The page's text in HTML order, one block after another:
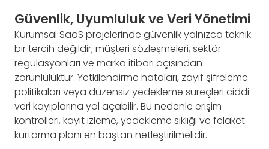
Güvenlik, Uyumluluk ve Veri Yönetimi
Kurumsal SaaS projelerinde güvenlik yalnızca teknik
bir tercih değildir; müşteri sözleşmeleri, sektör
regülasyonları ve marka itibarı açısından
zorunluluktur. Yetkilendirme hataları, zayıf şifreleme
politikaları veya düzensiz yedekleme süreçleri ciddi
veri kayıplarına yol açabilir. Bu nedenle erişim
kontrolleri, kayıt izleme, yedekleme sıklığı ve felaket
kurtarma planı en baştan netleştirilmelidir.